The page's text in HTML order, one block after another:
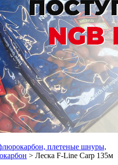
плетеные шнуры,
> Леска F-Line Carp 135м